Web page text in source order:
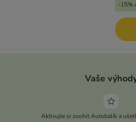
-15%
Vaše
Aktivujte si zoohit Autobalík a